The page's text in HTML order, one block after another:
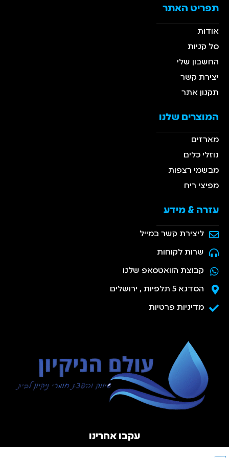
תפריט האתר
אודות
סל קניות
החשבון שלי
יצירת קשר
תקנון אתר
המוצרים שלנו
מארזים
נוזלי כלים
מבשמי רצפות
מפיצי ריח
עזרה & מידע
ליצירת קשר במייל
שרות לקוחות
קבוצת הוואטסאפ שלנו
הסדנא 5 תלפיות , ירושלים
מדיניות פרטיות
עקבו אחרינו